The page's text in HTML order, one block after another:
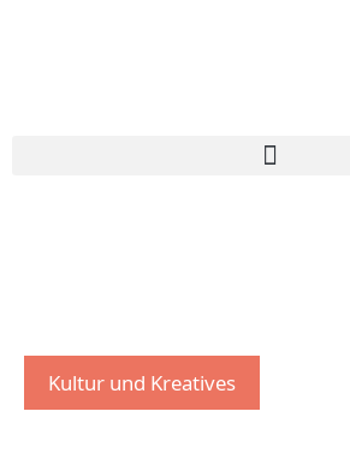
Kultur und Kreatives